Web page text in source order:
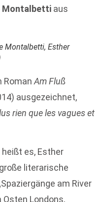
Montalbetti aus
Montalbetti, Esther
Roman Am Fluß
ausgezeichnet,
rien que les vagues et
heißt es, Esther
literarische
am River
Osten Londons,